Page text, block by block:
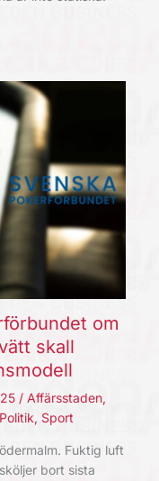
om
skall
/ Affärsstaden,
Politik, Sport
Fuktig luft
bort sista